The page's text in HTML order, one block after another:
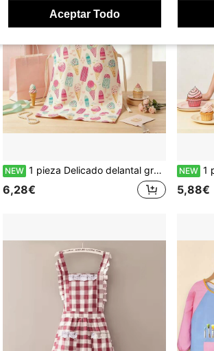
NEW 1 pieza Delicado delantal grueso y suave curativo, adecuado para chicas delicadas que aman hornear postres, hombres jóvenes que disfrutan de cocinar cocina occidental y sencilla, o adolescentes que gustan de manualidades caseras, mixología y elaboración de bebidas, este delantal de atmósfera presenta patrones suaves y dulces que disuelven la monotonía del humo de la cocina, una combinación de colores exquisita que se ve genial en las fotos, perfecto para uso doméstico para realzar el ritual de la vida diaria
6,28€
NEW 1 pieza Delantal de lujo
5,88€
Aceptar Todo